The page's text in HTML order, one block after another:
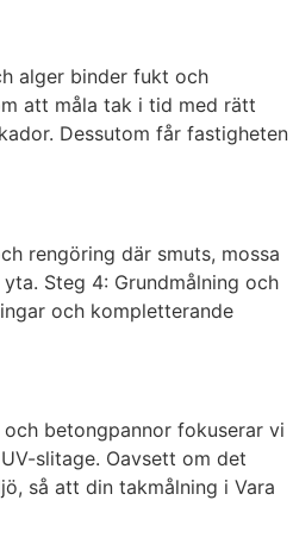
alger binder fukt och
att måla tak i tid med rätt
Dessutom får fastigheten
rengöring där smuts, mossa
Steg 4: Grundmålning och
och kompletterande
betongpannor fokuserar vi
slitage. Oavsett om det
så att din takmålning i Vara